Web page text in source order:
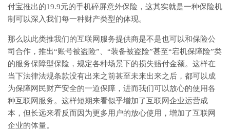
付宝推出的19.9元的手机碎屏意外保险，这其实就是一种保险机
制可以深入我们每一种财产类型的体现。
那么以此类推我们的互联网服务提供商是不是也可以和保险公
司合作，推出“账号被盗险”、“装备被盗险”甚至“宕机保障险”类
的服务保障型保险，规定各种场景下的损失赔付金额。这样在
当下法律法规条款没有出来之前甚至未来出来之后，都可以成
为保障网民财产安全的一道保障，进而我们可以放心的使用各
种互联网服务。这样短期来看似乎增加了互联网企业运营成
本，但长远来看反而因为更多用户的放心使用，增加了互联网
企业的体量。